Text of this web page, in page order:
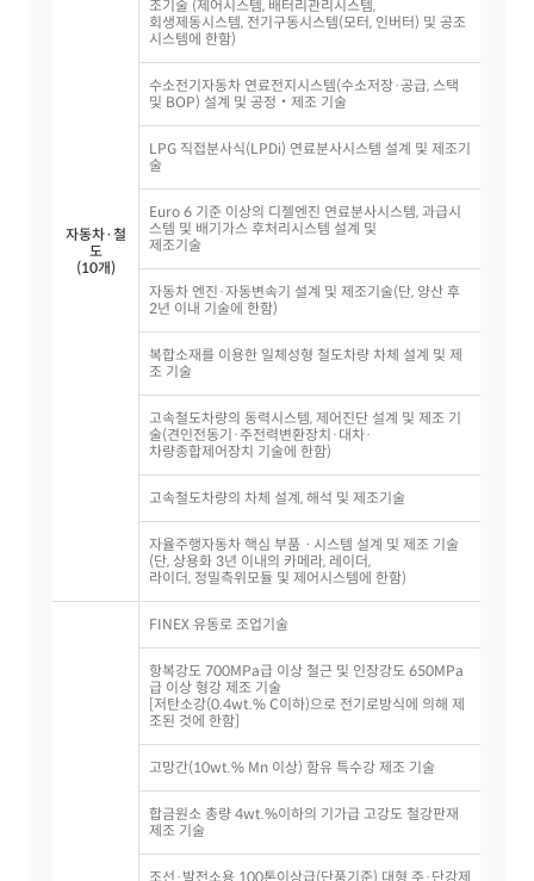
자동차·철
도
(10개)
조기술 (제어시스템, 배터리관리시스템,
회생제동시스템, 전기구동시스템(모터, 인버터) 및 공조
시스템에 한함)
수소전기자동차 연료전지시스템(수소저장·공급, 스택
및 BOP) 설계 및 공정‧제조 기술
LPG 직접분사식(LPDi) 연료분사시스템 설계 및 제조기
술
Euro 6 기준 이상의 디젤엔진 연료분사시스템, 과급시
스템 및 배기가스 후처리시스템 설계 및
제조기술
자동차 엔진·자동변속기 설계 및 제조기술(단, 양산 후
2년 이내 기술에 한함)
복합소재를 이용한 일체성형 철도차량 차체 설계 및 제
조 기술
고속철도차량의 동력시스템, 제어진단 설계 및 제조 기
술(견인전동기·주전력변환장치·대차·
차량종합제어장치 기술에 한함)
고속철도차량의 차체 설계, 해석 및 제조기술
자율주행자동차 핵심 부품ㆍ시스템 설계 및 제조 기술
(단, 상용화 3년 이내의 카메라, 레이더,
라이더, 정밀측위모듈 및 제어시스템에 한함)
FINEX 유동로 조업기술
항복강도 700MPa급 이상 철근 및 인장강도 650MPa
급 이상 형강 제조 기술
[저탄소강(0.4wt.% C이하)으로 전기로방식에 의해 제
조된 것에 한함]
고망간(10wt.% Mn 이상) 함유 특수강 제조 기술
합금원소 총량 4wt.%이하의 기가급 고강도 철강판재
제조 기술
조선·발전소용 100톤이상급(단품기준) 대형 주·단강제